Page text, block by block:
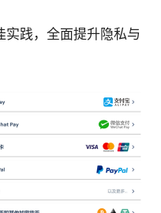
践，全面提升隐私与